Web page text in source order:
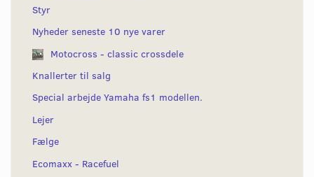
Styr
Nyheder seneste 10 nye varer
Motocross - classic crossdele
Knallerter til salg
Special arbejde Yamaha fs1 modellen.
Lejer
Fælge
Ecomaxx - Racefuel